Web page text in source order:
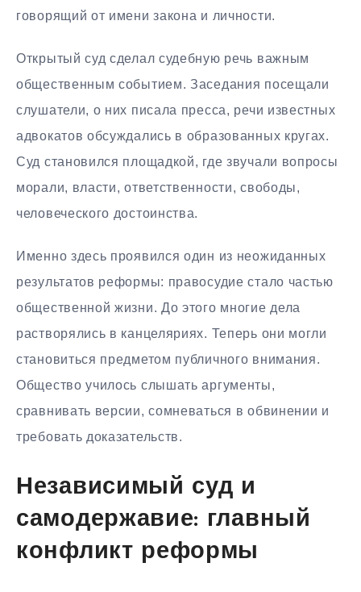
говорящий от имени закона и личности.
Открытый суд сделал судебную речь важным
общественным событием. Заседания посещали
слушатели, о них писала пресса, речи известных
адвокатов обсуждались в образованных кругах.
Суд становился площадкой, где звучали вопросы
морали, власти, ответственности, свободы,
человеческого достоинства.
Именно здесь проявился один из неожиданных
результатов реформы: правосудие стало частью
общественной жизни. До этого многие дела
растворялись в канцеляриях. Теперь они могли
становиться предметом публичного внимания.
Общество училось слышать аргументы,
сравнивать версии, сомневаться в обвинении и
требовать доказательств.
Независимый суд и
самодержавие: главный
конфликт реформы